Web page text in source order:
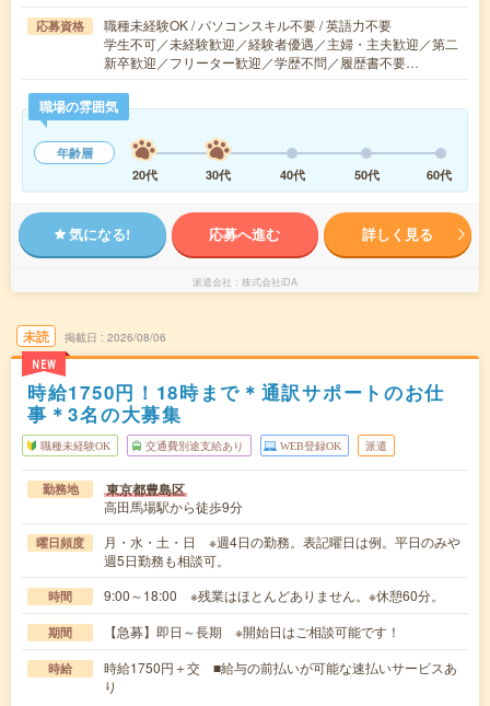
応募資格
職種未経験OK / パソコンスキル不要 / 英語力不要
学生不可／未経験歓迎／経験者優遇／主婦・主夫歓迎／第二
新卒歓迎／フリーター歓迎／学歴不問／履歴書不要…
職場の雰囲気
年齢層
20代
30代 40代 50代 60代
気になる! 応募へ進む 詳しく見る
派遣会社 株式会社iDA
未読
NEW
掲載日 2026/08/06
時給1750円！18時まで＊通訳サポートのお仕
事＊3名の大募集
職種未経験OK 交通費別途支給あり WEB登録OK 派遣
勤務地 東京都豊島区
高田馬場駅から徒歩9分
曜日頻度
月・水・土・日 ※週4日の勤務。表記曜日は例。平日のみや
週5日勤務も相談可。
時間 9:00～18:00 ※残業はほとんどありません。※休憩60分。
期間 【急募】即日～長期 ※開始日はご相談可能です！
時給
時給1750円＋交 ■給与の前払いが可能な速払いサービスあ
り